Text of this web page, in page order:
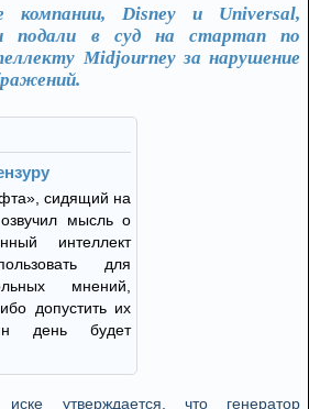
компании, Disney и Universal,
подали в суд на стартап по
Midjourney за нарушение
сидящий на
мысль о
интеллект
для
мнений,
допустить их
день будет
утверждается, что генератор